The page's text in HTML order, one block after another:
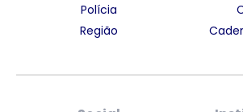
Polícia
Região